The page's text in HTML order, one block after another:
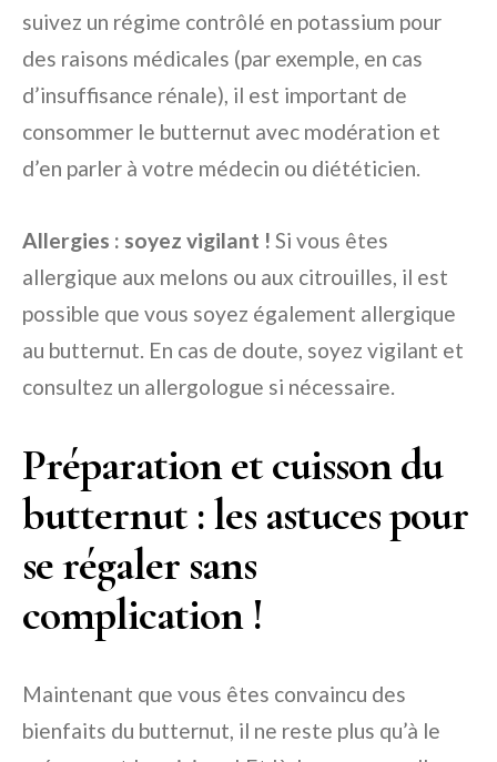
suivez un régime contrôlé en potassium pour
des raisons médicales (par exemple, en cas
d’insuffisance rénale), il est important de
consommer le butternut avec modération et
d’en parler à votre médecin ou diététicien.
Allergies : soyez vigilant ! Si vous êtes
allergique aux melons ou aux citrouilles, il est
possible que vous soyez également allergique
au butternut. En cas de doute, soyez vigilant et
consultez un allergologue si nécessaire.
Préparation et cuisson du
butternut : les astuces pour
se régaler sans
complication !
Maintenant que vous êtes convaincu des
bienfaits du butternut, il ne reste plus qu’à le